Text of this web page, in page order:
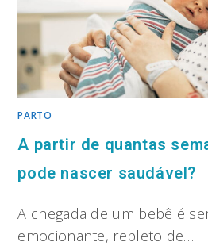
PARTO
A partir de quantas
pode nascer saudável?
A chegada de um bebê é
emocionante, repleto de…